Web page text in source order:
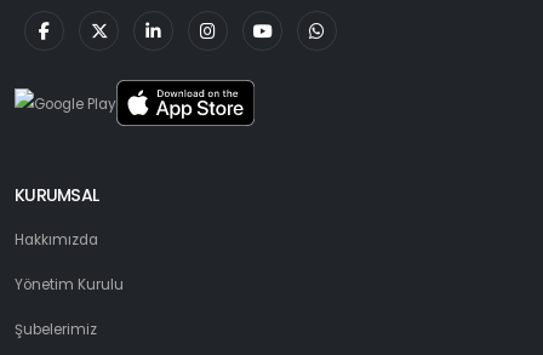
KURUMSAL
Hakkımızda
Yönetim Kurulu
Şubelerimiz